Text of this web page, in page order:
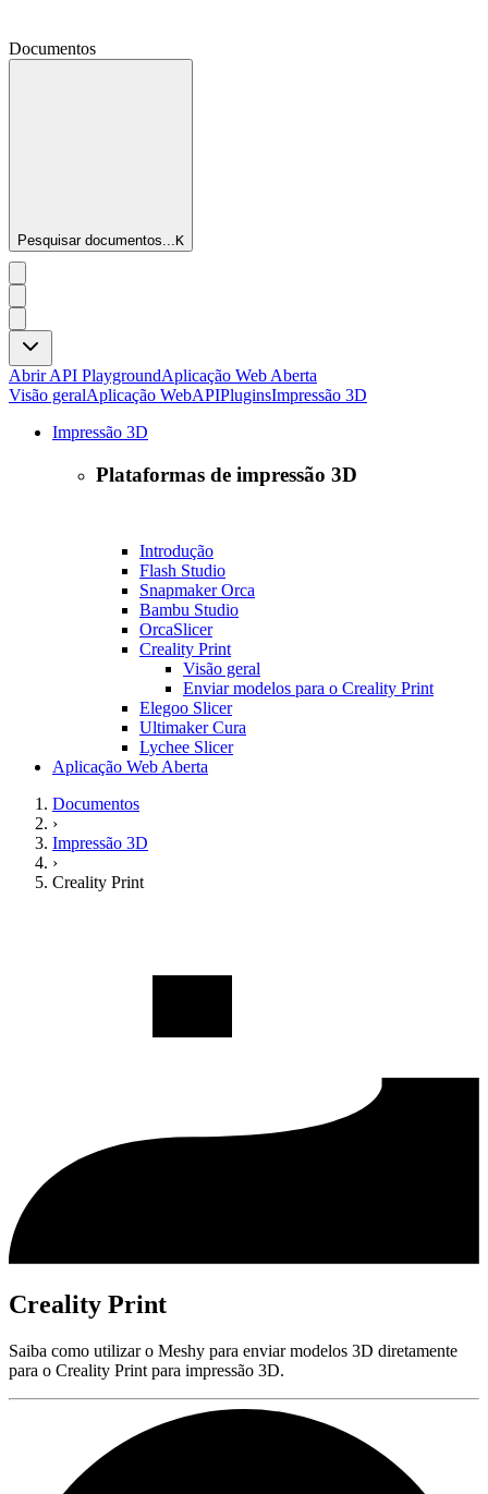
Documentos
Pesquisar documentos...K
Abrir API PlaygroundAplicação Web Aberta
Visão geralAplicação WebAPIPluginsImpressão 3D
Impressão 3D
Plataformas de impressão 3D
Introdução
Flash Studio
Snapmaker Orca
Bambu Studio
OrcaSlicer
Creality Print
Visão geral
Enviar modelos para o Creality Print
Elegoo Slicer
Ultimaker Cura
Lychee Slicer
Aplicação Web Aberta
Documentos
›
Impressão 3D
›
Creality Print
Creality Print
Saiba como utilizar o Meshy para enviar modelos 3D diretamente
para o Creality Print para impressão 3D.